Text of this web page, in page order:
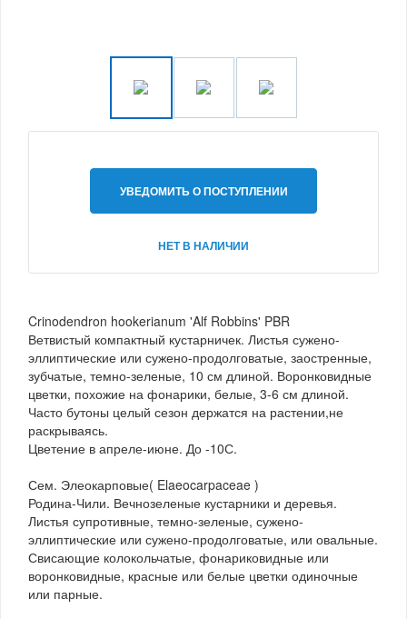
УВЕДОМИТЬ О ПОСТУПЛЕНИИ
НЕТ В НАЛИЧИИ
Crinodendron hookerianum 'Alf Robbins' PBR
Ветвистый компактный кустарничек. Листья сужено-
эллиптические или сужено-продолговатые, заостренные,
зубчатые, темно-зеленые, 10 см длиной. Воронковидные
цветки, похожие на фонарики, белые, 3-6 см длиной.
Часто бутоны целый сезон держатся на растении,не
раскрываясь.
Цветение в апреле-июне. До -10С.
Сем. Элеокарповые( Elaeocarpaceae )
Родина-Чили. Вечнозеленые кустарники и деревья.
Листья супротивные, темно-зеленые, сужено-
эллиптические или сужено-продолговатые, или овальные.
Свисающие колокольчатые, фонариковидные или
воронковидные, красные или белые цветки одиночные
или парные.